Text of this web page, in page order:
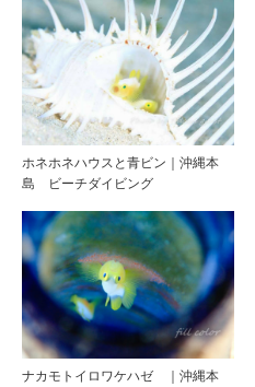
ホネホネハウスと青ビン｜沖縄本
島 ビーチダイビング
ナカモトイロワケハゼ ｜沖縄本